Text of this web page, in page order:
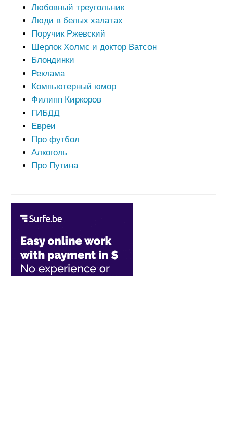
Любовный треугольник
Люди в белых халатах
Поручик Ржевский
Шерлок Холмс и доктор Ватсон
Блондинки
Реклама
Компьютерный юмор
Филипп Киркоров
ГИБДД
Евреи
Про футбол
Алкоголь
Про Путина